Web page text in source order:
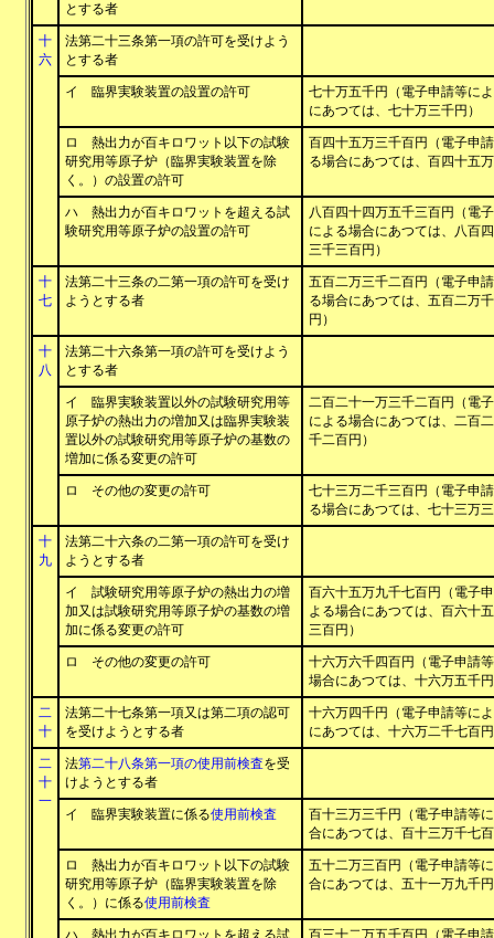
とする者
十
六
法第二十三条第一項の許可を受けよう
とする者
イ 臨界実験装置の設置の許可
七十万五千円（電子申請等に
にあつては、七十万三千円）
ロ 熱出力が百キロワット以下の試験
研究用等原子炉（臨界実験装置を除
く。）の設置の許可
百四十五万三千百円（電子申
る場合にあつては、百四十五
ハ 熱出力が百キロワットを超える試
験研究用等原子炉の設置の許可
八百四十四万五千三百円（電
による場合にあつては、八百
三千三百円）
十
七
法第二十三条の二第一項の許可を受け
ようとする者
五百二万三千二百円（電子申
る場合にあつては、五百二万
円）
十
八
法第二十六条第一項の許可を受けよう
とする者
イ 臨界実験装置以外の試験研究用等
原子炉の熱出力の増加又は臨界実験装
置以外の試験研究用等原子炉の基数の
増加に係る変更の許可
二百二十一万三千二百円（電
による場合にあつては、二百
千二百円）
ロ その他の変更の許可
七十三万二千三百円（電子申
る場合にあつては、七十三万
十
九
法第二十六条の二第一項の許可を受け
ようとする者
イ 試験研究用等原子炉の熱出力の増
加又は試験研究用等原子炉の基数の増
加に係る変更の許可
百六十五万九千七百円（電子
よる場合にあつては、百六十
三百円）
ロ その他の変更の許可
十六万六千四百円（電子申請
場合にあつては、十六万五千
二
十
法第二十七条第一項又は第二項の認可
を受けようとする者
十六万四千円（電子申請等に
にあつては、十六万二千七百
二
十
一
法第二十八条第一項の使用前検査を受
けようとする者
イ 臨界実験装置に係る使用前検査
百十三万三千円（電子申請等
合にあつては、百十三万千七
ロ 熱出力が百キロワット以下の試験
研究用等原子炉（臨界実験装置を除
く。）に係る使用前検査
五十二万三百円（電子申請等
合にあつては、五十一万九千
ハ 熱出力が百キロワットを超える試 百三十二万五千百円（電子申